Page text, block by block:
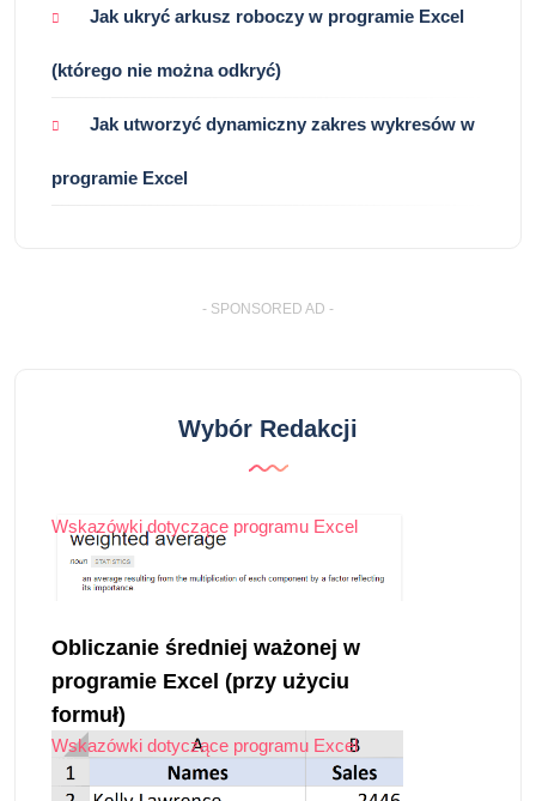
Jak ukryć arkusz roboczy w programie Excel
(którego nie można odkryć)
Jak utworzyć dynamiczny zakres wykresów w
programie Excel
- SPONSORED AD -
Wybór Redakcji
Wskazówki dotyczące programu Excel
Obliczanie średniej ważonej w
programie Excel (przy użyciu
formuł)
Wskazówki dotyczące programu Excel